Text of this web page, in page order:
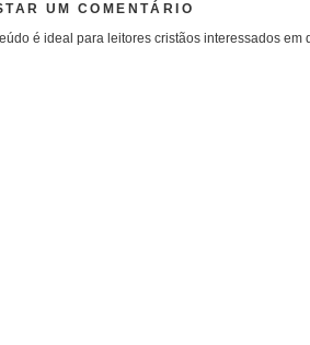
UM COMENTÁRIO
é ideal para leitores cristãos interessados